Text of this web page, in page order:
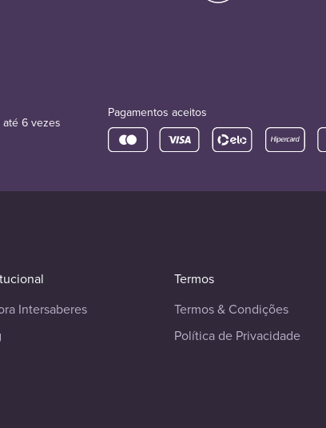
até 6 vezes
Pagamentos aceitos
Intersaberes
Termos
Termos & Condições
Política de Privacidade